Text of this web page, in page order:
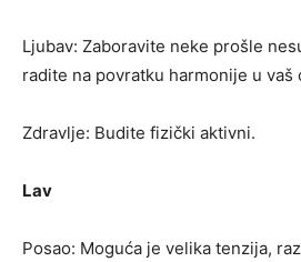
Ljubav: Zaboravite neke prošle
radite na povratku harmonije u vaš
Zdravlje: Budite fizički aktivni.
Lav
Posao: Moguća je velika tenzija,